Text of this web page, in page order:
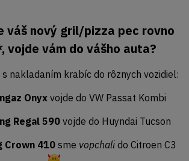
váš nový gril/pizza pec rovno
vojde vám do vášho auta?
nakladaním krabíc do rôznych vozidiel:
Onyxvojde do VW Passat Kombi
Regal 590vojde do Huyndai Tucson
Crown 410 sme vopchali do Citroen C3